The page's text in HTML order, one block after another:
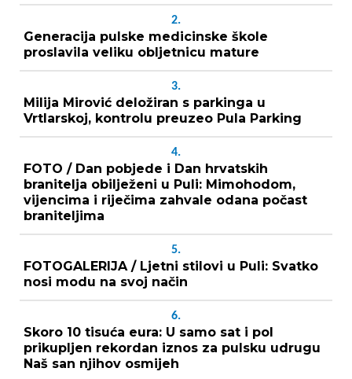
2.
Generacija pulske medicinske škole
proslavila veliku obljetnicu mature
3.
Milija Mirović deložiran s parkinga u
Vrtlarskoj, kontrolu preuzeo Pula Parking
4.
FOTO / Dan pobjede i Dan hrvatskih
branitelja obilježeni u Puli: Mimohodom,
vijencima i riječima zahvale odana počast
braniteljima
5.
FOTOGALERIJA / Ljetni stilovi u Puli: Svatko
nosi modu na svoj način
6.
Skoro 10 tisuća eura: U samo sat i pol
prikupljen rekordan iznos za pulsku udrugu
Naš san njihov osmijeh